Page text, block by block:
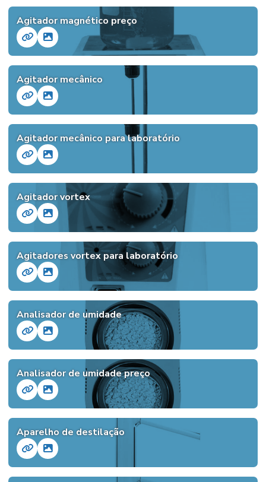
Agitador magnético preço
Agitador mecânico
Agitador mecânico para laboratório
Agitador vortex
Agitadores vortex para laboratório
Analisador de umidade
Analisador de umidade preço
Aparelho de destilação